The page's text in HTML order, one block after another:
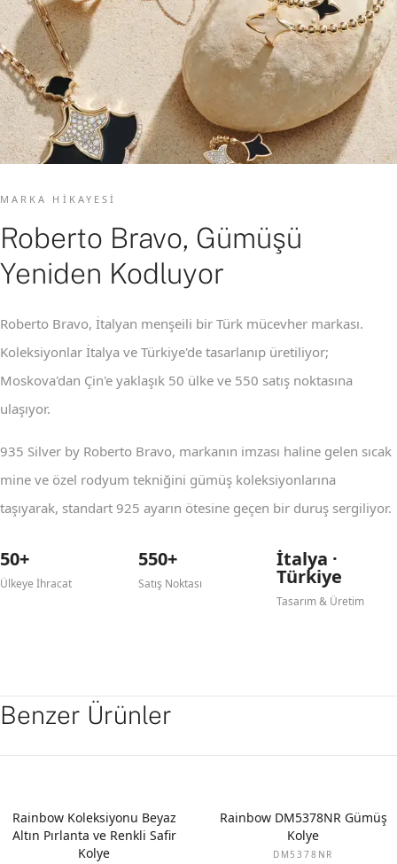
MARKA HIKAYESI
Roberto Bravo, Gümüşü
Yeniden Kodluyor
Roberto Bravo, İtalyan menşeili bir Türk mücevher markası.
Koleksiyonlar İtalya ve Türkiye'de tasarlanıp üretiliyor;
Moskova'dan Çin'e yaklaşık 50 ülke ve 550 satış noktasına
ulaşıyor.
935 Silver by Roberto Bravo, markanın imzası haline gelen sıcak
mine ve özel rodyum tekniğini gümüş koleksiyonlarına
taşıyarak, standart 925 ayarın ötesine geçen bir duruş sergiliyor.
50+
Ülkeye İhracat
550+
Satış Noktası
İtalya ·
Türkiye
Tasarım & Üretim
Benzer Ürünler
YENI
Rainbow Koleksiyonu Beyaz
Altın Pırlanta ve Renkli Safir
Kolye
Rainbow DM5378NR Gümüş
Kolye
DM5378NR